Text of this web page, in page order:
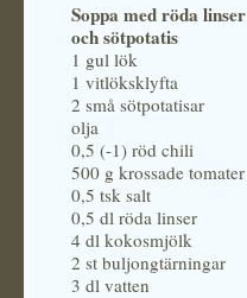
Soppa med röda linser
och sötpotatis
1 gul lök
1 vitlöksklyfta
2 små sötpotatisar
olja
0,5 (-1) röd chili
500 g krossade tomater
0,5 tsk salt
0,5 dl röda linser
4 dl kokosmjölk
2 st buljongtärningar
3 dl vatten